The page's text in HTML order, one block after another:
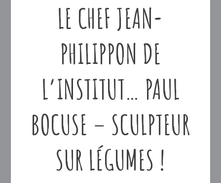
LE CHEF JEAN-
PHILIPPON DE
L’INSTITUT… PAUL
BOCUSE – SCULPTEUR
SUR LÉGUMES !